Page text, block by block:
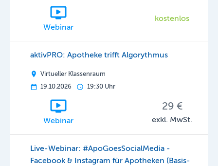
Webinar
kostenlos
aktivPRO: Apotheke trifft Algorythmus
Virtueller Klassenraum
19.10.2026
19:30 Uhr
Webinar
29 €
exkl. MwSt.
Live-Webinar: #ApoGoesSocialMedia -
Facebook & Instagram für Apotheken (Basis-